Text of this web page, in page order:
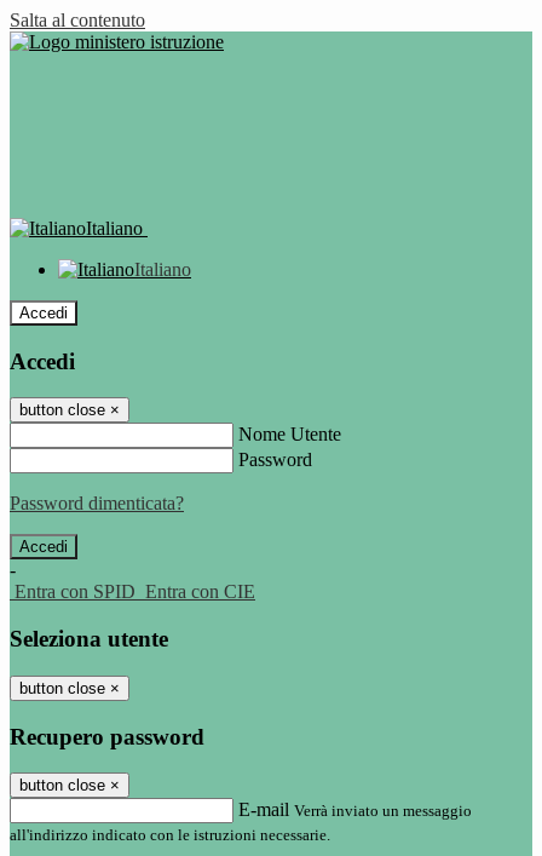
Salta al contenuto
Italiano
Italiano
Accedi
Accedi
button close ×
Nome Utente
Password
Password dimenticata?
-
Entra con SPID Entra con CIE
Seleziona utente
button close ×
Recupero password
button close ×
E-mail Verrà inviato un messaggio
all'indirizzo indicato con le istruzioni necessarie.